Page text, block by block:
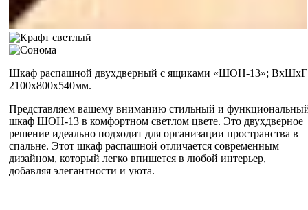
Шкаф распашной двухдверный с ящиками «ШОН-13»;
2100х800х540мм.
Представляем вашему вниманию стильный и
шкаф ШОН-13 в комфортном светлом цвете. Это двухдверное
решение идеально подходит для организации пространства в
спальне. Этот шкаф распашной отличается современным
дизайном, который легко впишется в любой интерьер,
добавляя элегантности и уюта.